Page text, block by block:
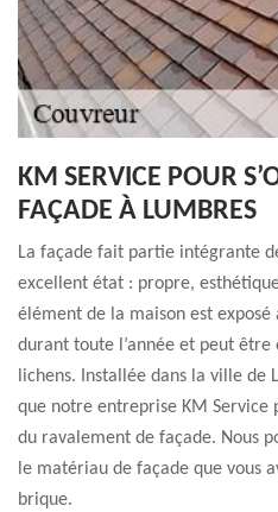
KM SERVICE POUR
FAÇADE À LUMBRES
La façade fait partie intégrante
excellent état : propre,
élément de la maison est
durant toute l’année et peut être
lichens. Installée dans la ville de
que notre entreprise KM Service
du ravalement de façade. Nous
le matériau de façade que vous
brique.